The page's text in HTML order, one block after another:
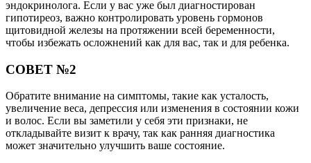
эндокринолога. Если у вас уже был диагностирован
гипотиреоз, важно контролировать уровень гормонов
щитовидной железы на протяжении всей беременности,
чтобы избежать осложнений как для вас, так и для ребенка.
СОВЕТ №2
Обратите внимание на симптомы, такие как усталость,
увеличение веса, депрессия или изменения в состоянии кожи
и волос. Если вы заметили у себя эти признаки, не
откладывайте визит к врачу, так как ранняя диагностика
может значительно улучшить ваше состояние.